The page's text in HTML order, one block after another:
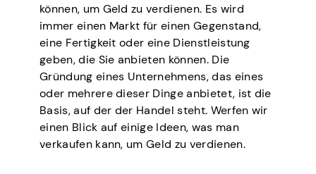
können, um Geld zu verdienen. Es wird
immer einen Markt für einen Gegenstand,
eine Fertigkeit oder eine Dienstleistung
geben, die Sie anbieten können. Die
Gründung eines Unternehmens, das eines
oder mehrere dieser Dinge anbietet, ist die
Basis, auf der der Handel steht. Werfen wir
einen Blick auf einige Ideen, was man
verkaufen kann, um Geld zu verdienen.